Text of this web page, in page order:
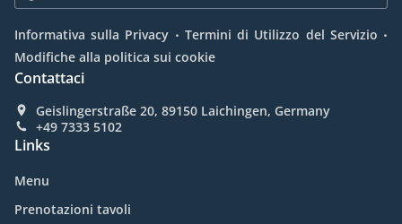
Informativa sulla Privacy . Termini di Utilizzo del Servizio .
Modifiche alla politica sui cookie
Contattaci
Geislingerstraße 20, 89150 Laichingen, Germany
+49 7333 5102
Links
Menu
Prenotazioni tavoli